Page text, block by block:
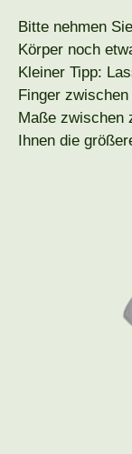
Bitte nehmen
Körper noch
Kleiner Tipp:
Finger
Maße zwischen
Ihnen die